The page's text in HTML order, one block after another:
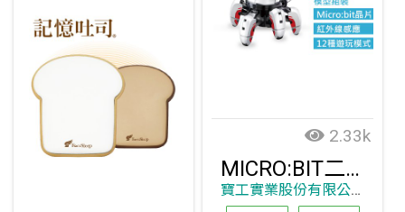
2.33k
MICRO:BIT二代寶比機器人
寶工實業股份有限公司